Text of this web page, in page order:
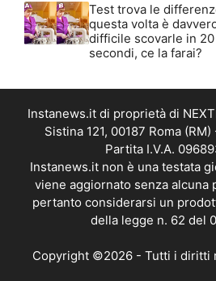
Test trova le
questa volta è
difficile scovarle in 20
secondi, ce la farai?
Instanews.it di proprietà di
Sistina 121, 00187 Roma
Partita I.V.A.
Instanews.it non è una testata
viene aggiornato senza alcuna
pertanto considerarsi un
della legge n. 62 del
Copyright ©2026 - Tutti i diritti